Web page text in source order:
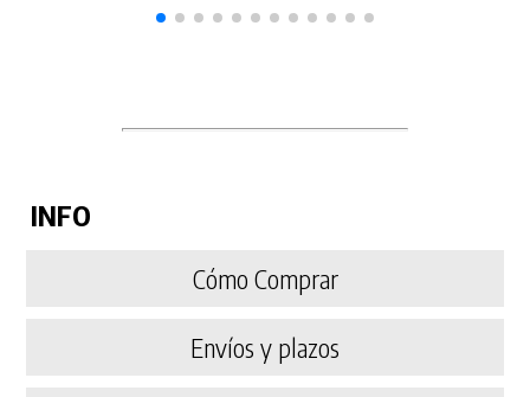
INFO
Cómo Comprar
Envíos y plazos